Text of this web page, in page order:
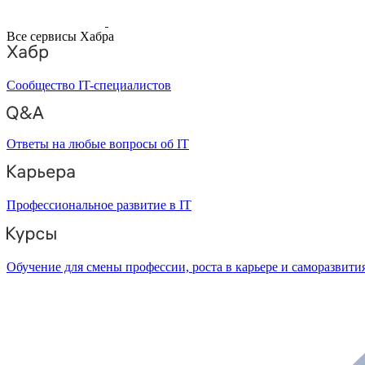
Все сервисы Хабра
Сообщество IT-специалистов
Ответы на любые вопросы об IT
Профессиональное развитие в IT
Обучение для смены профессии, роста в карьере и